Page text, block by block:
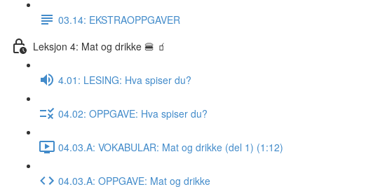
03.14: EKSTRAOPPGAVER
Leksjon 4: Mat og drikke 🍔 🧃
4.01: LESING: Hva spiser du?
04.02: OPPGAVE: Hva spiser du?
04.03.A: VOKABULAR: Mat og drikke (del 1) (1:12)
04.03.A: OPPGAVE: Mat og drikke